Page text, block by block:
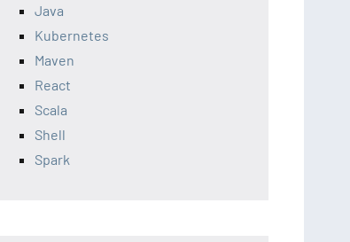
Java
Kubernetes
Maven
React
Scala
Shell
Spark